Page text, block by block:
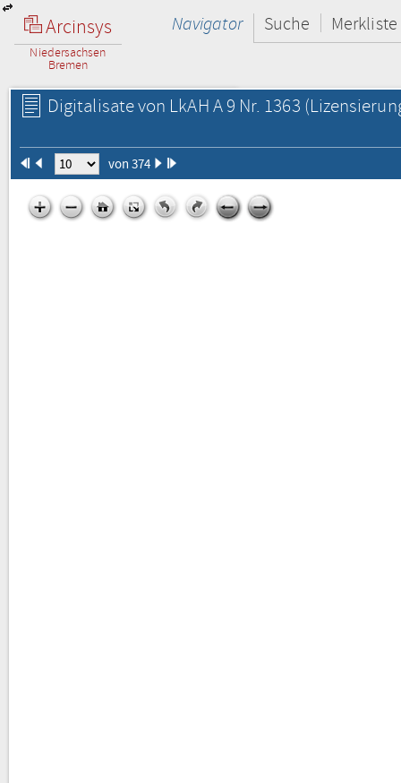
Arcinsys
Niedersachsen
Bremen
Navigator Suche Merkliste
Digitalisate von LkAH A 9 Nr. 1363
von 374